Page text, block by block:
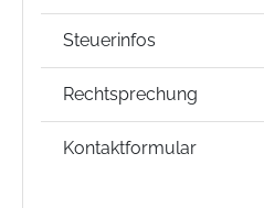
Steuerinfos
Rechtsprechung
Kontaktformular